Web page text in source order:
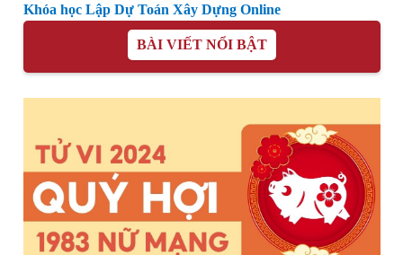
Khóa học Lập Dự Toán Xây Dựng Online
BÀI VIẾT NỔI BẬT